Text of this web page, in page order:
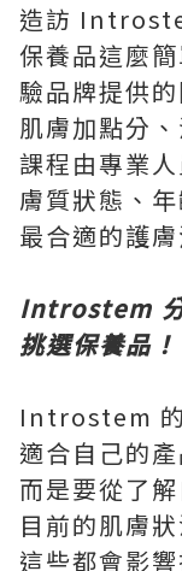
造訪
保養品這麼
驗品牌提供
肌膚加點分
課程由專業
膚質狀態、
最合適的護膚
Introstem
挑選保養品！
Introstem 的
適合自己的
而是要從了
目前的肌膚
這些都會影響